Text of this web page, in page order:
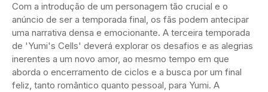
Com a introdução de um personagem tão crucial e o
anúncio de ser a temporada final, os fãs podem antecipar
uma narrativa densa e emocionante. A terceira temporada
de 'Yumi's Cells' deverá explorar os desafios e as alegrias
inerentes a um novo amor, ao mesmo tempo em que
aborda o encerramento de ciclos e a busca por um final
feliz, tanto romântico quanto pessoal, para Yumi. A